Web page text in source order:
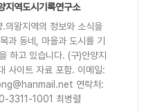
지역도시기록연구소
.의왕지역의 정보와 소식을
과 동네, 마을과 도시를 기
하고 있습니다. (구)안양지
사이트 자료 포함. 이메일:
연락처:
3311-1001 최병렬